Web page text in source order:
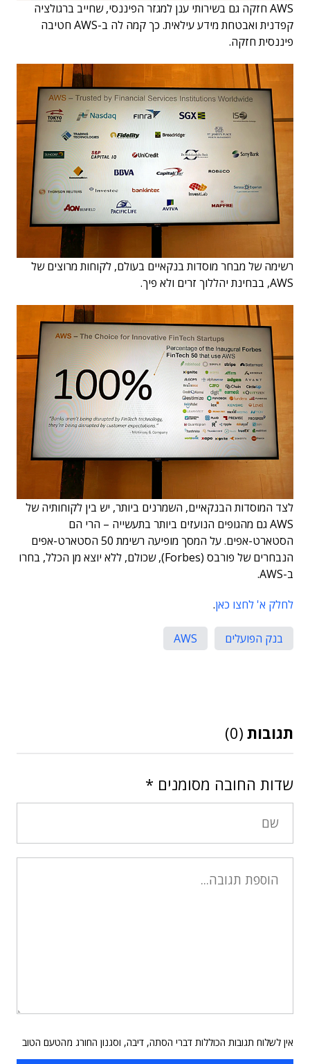
AWS חזקה גם בשירותי ענן למגזר הפיננסי, שחייב ברגולציה
קפדנית ואבטחת מידע עילאית. כך קמה לה ב-AWS חטיבה
פיננסית חזקה.
רשימה של מבחר מוסדות בנקאיים בעולם, לקוחות מרוצים של
AWS, בבחינת יהללוך זרים ולא פיך.
לצד המוסדות הבנקאיים, השמרנים ביותר, יש בין לקוחותיה של
AWS גם מהגופים הנועזים ביותר בתעשייה – הרי הם
הסטארט-אפים. על המסך מופיעה רשימת 50 הסטארט-אפים
הנבחרים של פורבס (Forbes), שכולם, ללא יוצא מן הכלל, בחרו
ב-AWS.
לחלק א' לחצו כאן.
בנק הפועלים AWS
תגובות (0)
שדות החובה מסומנים *
אין לשלוח תגובות הכוללות דברי הסתה, דיבה, וסגנון החורג מהטעם הטוב